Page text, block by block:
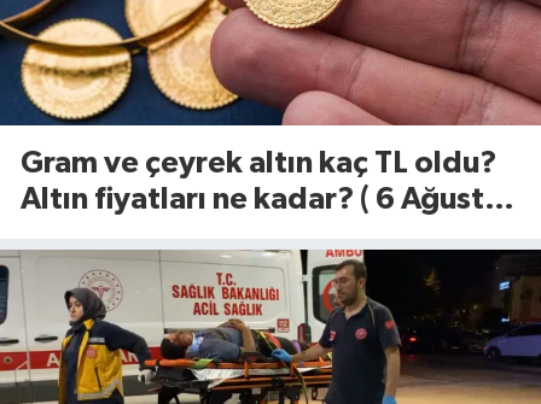
Gram ve çeyrek altın kaç TL oldu?
Altın fiyatları ne kadar? ( 6 Ağustos